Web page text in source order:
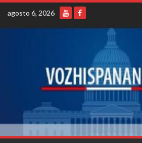
Skip
content
agosto 6, 2026